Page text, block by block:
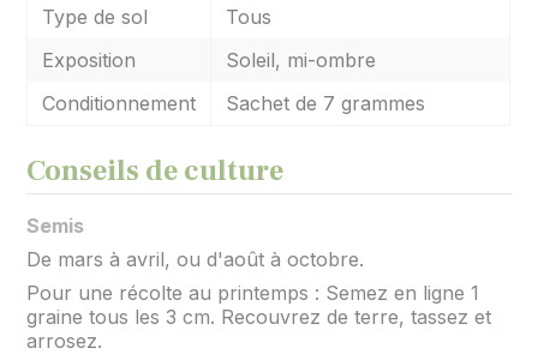
Type de sol
Tous
Exposition
Soleil, mi-ombre
Conditionnement
Sachet de 7 grammes
Conseils de culture
Semis
De mars à avril, ou d'août à octobre.
Pour une récolte au printemps : Semez en ligne 1
graine tous les 3 cm. Recouvrez de terre, tassez et
arrosez.